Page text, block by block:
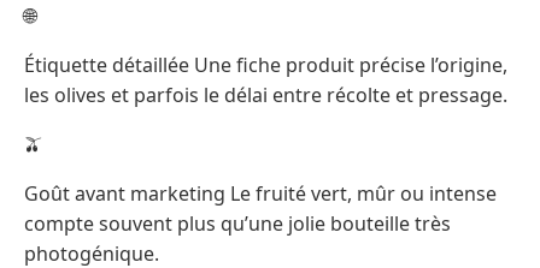
🌐
Étiquette détaillée Une fiche produit précise l’origine,
les olives et parfois le délai entre récolte et pressage.
🫒
Goût avant marketing Le fruité vert, mûr ou intense
compte souvent plus qu’une jolie bouteille très
photogénique.